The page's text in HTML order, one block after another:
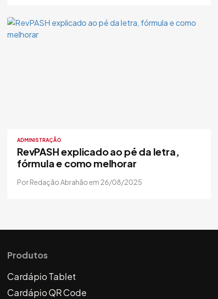
ADMINISTRAÇÃO
RevPASH explicado ao pé da letra,
fórmula e como melhorar
Por Redação Abrahão em 26/08/2025
Produtos
Cardápio Tablet
Cardápio QR Code